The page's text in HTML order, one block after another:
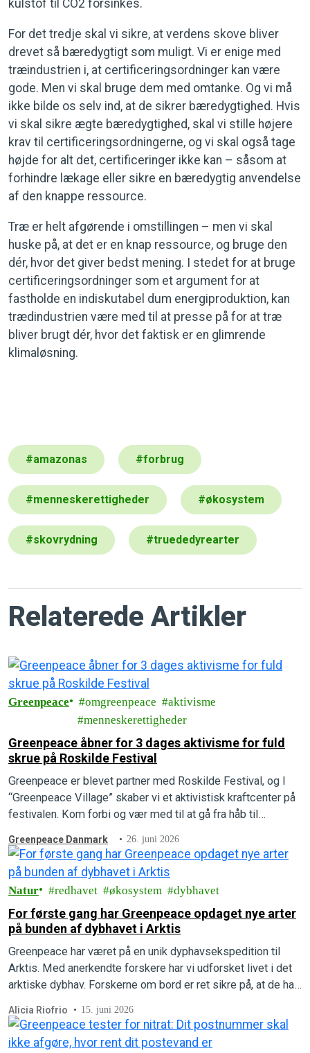
kulstof til CO2 forsinkes.
For det tredje skal vi sikre, at verdens skove bliver
drevet så bæredygtigt som muligt. Vi er enige med
træindustrien i, at certificeringsordninger kan være
gode. Men vi skal bruge dem med omtanke. Og vi må
ikke bilde os selv ind, at de sikrer bæredygtighed. Hvis
vi skal sikre ægte bæredygtighed, skal vi stille højere
krav til certificeringsordningerne, og vi skal også tage
højde for alt det, certificeringer ikke kan – såsom at
forhindre lækage eller sikre en bæredygtig anvendelse
af den knappe ressource.
Træ er helt afgørende i omstillingen – men vi skal
huske på, at det er en knap ressource, og bruge den
dér, hvor det giver bedst mening. I stedet for at bruge
certificeringsordninger som et argument for at
fastholde en indiskutabel dum energiproduktion, kan
trædindustrien være med til at presse på for at træ
bliver brugt dér, hvor det faktisk er en glimrende
klimaløsning.
#amazonas #forbrug
#menneskerettigheder #økosystem
#skovrydning #truededyrearter
Relaterede Artikler
Greenpeace omgreenpeace
aktivisme
menneskerettigheder
Greenpeace åbner for 3 dages aktivisme for fuld
skrue på Roskilde Festival
Greenpeace er blevet partner med Roskilde Festival, og I
“Greenpeace Village” skaber vi et aktivistisk kraftcenter på
festivalen. Kom forbi og vær med til at gå fra håb til
Greenpeace Danmark 26. juni 2026
Natur redhavet økosystem dybhavet
For første gang har Greenpeace opdaget nye arter
på bunden af dybhavet i Arktis
Greenpeace har været på en unik dyphavsekspedition til
Arktis. Med anerkendte forskere har vi udforsket livet i det
arktiske dybhav. Forskerne om bord er ret sikre på, at de har
Alicia Riofrio 15. juni 2026